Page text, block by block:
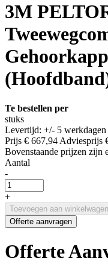
3M
Te bestellen per
stuks
Levertijd: +/- 5 werkdagen
Prijs € 667,94 Adviesprijs
Bovenstaande prijzen zijn
Aantal
-
+
Toevoegen aan winkelwagen
Offerte aanvragen
Offerte